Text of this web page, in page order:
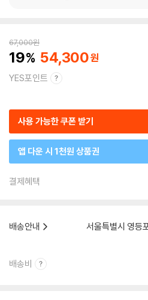
67,000원
19 54,300
YES포인트
사용 가능한 쿠폰 받기
앱 다운 시 1천원 상품권
결제혜택
배송안내
서울특별시 영등
배송비